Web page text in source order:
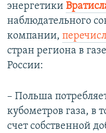
энергетики
наблюдательного
компании,
стран региона в
России:
– Польша
кубометров газа, в
счет собственной